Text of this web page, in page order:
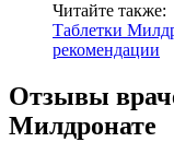
Читайте также:
Таблетки
рекомендации
Отзывы
Милдронате